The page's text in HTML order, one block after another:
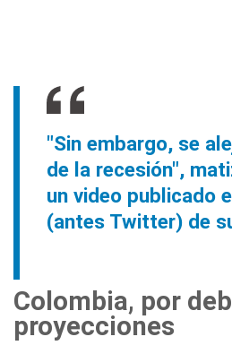
"Sin embargo, se
de la recesión",
un video publicado
(antes Twitter) de
Colombia, por
proyecciones